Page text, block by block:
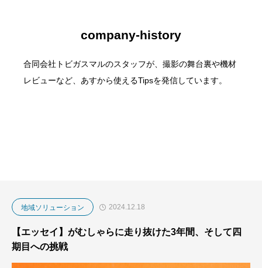
company-history
合同会社トビガスマルのスタッフが、撮影の舞台裏や機材
レビューなど、あすから使えるTipsを発信しています。
地域ソリューション 2024.12.18
【エッセイ】がむしゃらに走り抜けた3年間、そして四
期目への挑戦